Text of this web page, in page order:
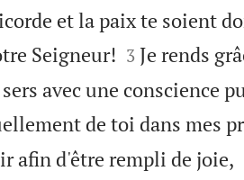
et la paix te soient
Seigneur!
3 Je rends
avec une conscience
de toi dans mes
afin d'être rempli de joie,